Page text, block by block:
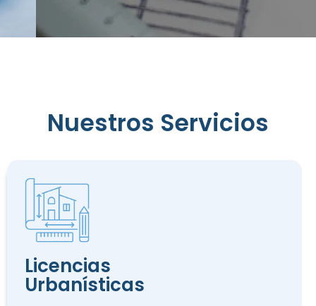
de
Edificación
Nuestros Servicios
Licencias
Urbanísticas